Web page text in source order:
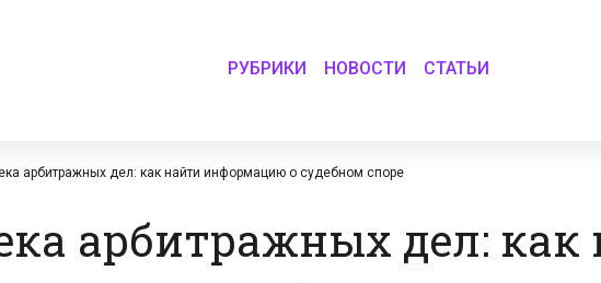
РУБРИКИ НОВОСТИ СТАТЬИ
арбитражных дел: как найти информацию о судебном споре
арбитражных дел: как